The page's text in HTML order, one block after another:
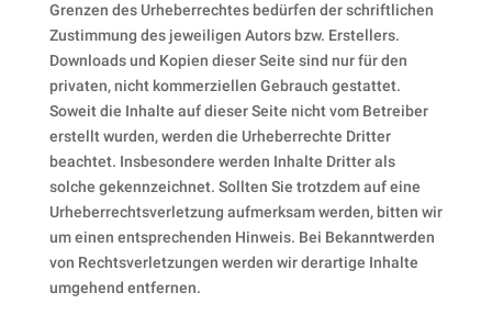
Grenzen des Urheberrechtes bedürfen der schriftlichen
Zustimmung des jeweiligen Autors bzw. Erstellers.
Downloads und Kopien dieser Seite sind nur für den
privaten, nicht kommerziellen Gebrauch gestattet.
Soweit die Inhalte auf dieser Seite nicht vom Betreiber
erstellt wurden, werden die Urheberrechte Dritter
beachtet. Insbesondere werden Inhalte Dritter als
solche gekennzeichnet. Sollten Sie trotzdem auf eine
Urheberrechtsverletzung aufmerksam werden, bitten wir
um einen entsprechenden Hinweis. Bei Bekanntwerden
von Rechtsverletzungen werden wir derartige Inhalte
umgehend entfernen.